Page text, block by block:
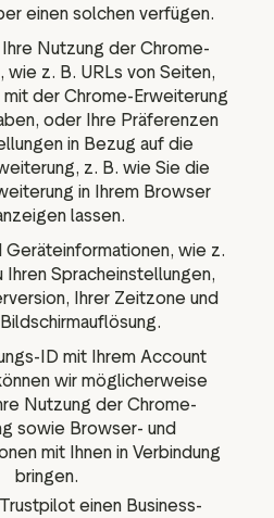
einen solchen verfügen.
Nutzung der Chrome-
wie z. B. URLs von Seiten,
mit der Chrome-Erweiterung
oder Ihre Präferenzen
in Bezug auf die
z. B. wie Sie die
in Ihrem Browser
lassen.
Geräteinformationen, wie z.
Ihren Spracheinstellungen,
Ihrer Zeitzone und
ID mit Ihrem Account
wir möglicherweise
Nutzung der Chrome-
sowie Browser- und
mit Ihnen in Verbindung
bringen.
einen Business-